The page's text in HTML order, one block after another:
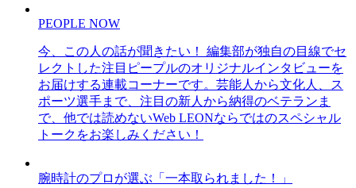
PEOPLE NOW
今、この人の話が聞きたい！ 編集部が独自の目線でセ
レクトした注目ピープルのオリジナルインタビューを
お届けする連載コーナーです。芸能人から文化人、ス
ポーツ選手まで、注目の新人から納得のベテランま
で、他では読めないWeb LEONならではのスペシャル
トークをお楽しみください！
腕時計のプロが選ぶ「一本取られました！」